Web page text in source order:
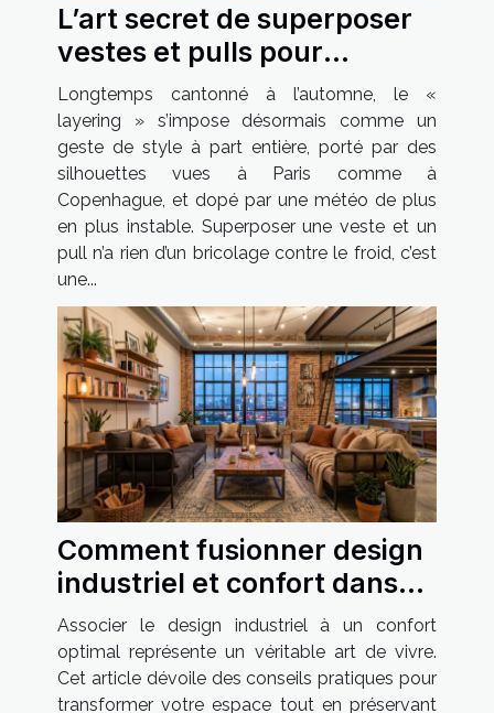
L’art secret de superposer
vestes et pulls pour
affirmer sa féminité
Longtemps cantonné à l’automne, le «
layering » s’impose désormais comme un
geste de style à part entière, porté par des
silhouettes vues à Paris comme à
Copenhague, et dopé par une météo de plus
en plus instable. Superposer une veste et un
pull n’a rien d’un bricolage contre le froid, c’est
une...
Comment fusionner design
industriel et confort dans
votre habitat ?
Associer le design industriel à un confort
optimal représente un véritable art de vivre.
Cet article dévoile des conseils pratiques pour
transformer votre espace tout en préservant